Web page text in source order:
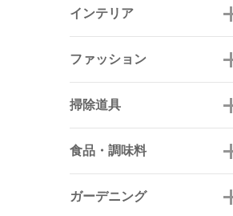
インテリア
ファッション
掃除道具
食品・調味料
ガーデニング